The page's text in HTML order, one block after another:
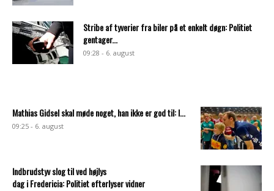
Stribe af tyverier fra biler på et enkelt døgn: Politiet
gentager...
09:28 - 6. august
Mathias Gidsel skal møde noget, han ikke er god til: I...
09:25 - 6. august
Indbrudstyv slog til ved højlys
dag i Fredericia: Politiet efterlyser vidner